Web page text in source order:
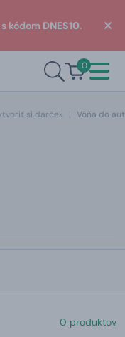
kódom DNES10.
0
si darček | Vôňa do
0 produktov